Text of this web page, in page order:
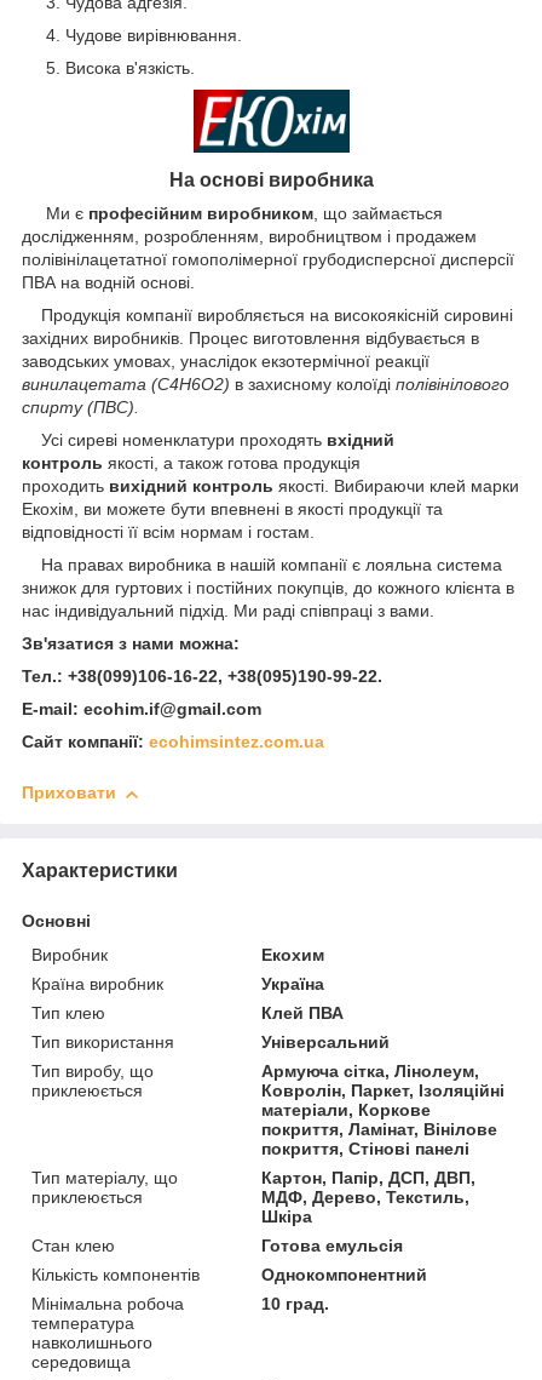
Чудове вирівнювання.
Висока в'язкість.
На основі виробника
Ми є професійним виробником, що займається
дослідженням, розробленням, виробництвом і продажем
полівінілацетатної гомополімерної грубодисперсної дисперсії
ПВА на водній основі.
Продукція компанії виробляється на високоякісній сировині
західних виробників. Процес виготовлення відбувається в
заводських умовах, унаслідок екзотермічної реакції
винилацетата (C4H6O2) в захисному колоїді полівінілового
спирту (ПВС).
Усі сиреві номенклатури проходять вхідний
контроль якості, а також готова продукція
проходить вихідний контроль якості. Вибираючи клей марки
Екохім, ви можете бути впевнені в якості продукції та
відповідності її всім нормам і гостам.
На правах виробника в нашій компанії є лояльна система
знижок для гуртових і постійних покупців, до кожного клієнта в
нас індивідуальний підхід. Ми раді співпраці з вами.
Зв'язатися з нами можна:
Тел.: +38(099)106-16-22, +38(095)190-99-22.
E-mail: ecohim.if@gmail.com
Сайт компанії: ecohimsintez.com.ua
Приховати
Характеристики
Основні
Виробник
Екохим
Країна виробник
Україна
Тип клею
Клей ПВА
Тип використання
Універсальний
Тип виробу, що
приклеюється
Армуюча сітка, Лінолеум,
Ковролін, Паркет, Ізоляційні
матеріали, Коркове
покриття, Ламінат, Вінілове
покриття, Стінові панелі
Тип матеріалу, що
приклеюється
Картон, Папір, ДСП, ДВП,
МДФ, Дерево, Текстиль,
Шкіра
Стан клею
Готова емульсія
Кількість компонентів
Однокомпонентний
Мінімальна робоча
температура
навколишнього
середовища
10 град.